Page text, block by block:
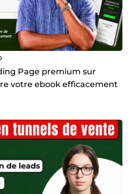
Page premium sur
votre ebook efficacement